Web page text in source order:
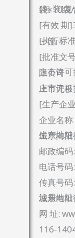
[包 装]复合膜, 9g/袋×6袋/盒。
[有效 期
[执行标准]《中国药典》2025年版一部
[批准文
上市许可持有人：河北永丰药业有限公司
上市许可持有人地址
[生产企
企业名
生产地址：河北省石家庄市无极县
邮政编
电话号
传真号
注册地址：河北省石家庄市无极县
网 址:
116-